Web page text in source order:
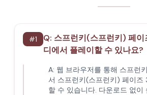
#1 Q: 스프런키(스프런키) 페
디에서 플레이할 수 있나요?
A: 웹 브라우저를 통해 스프런
서 스프런키(스프런키) 페이즈
할 수 있습니다. 다운로드 없이